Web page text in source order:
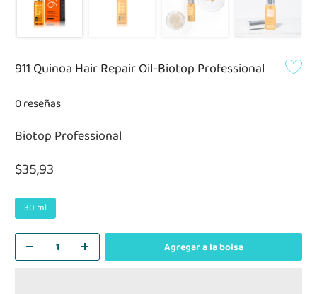
911 Quinoa Hair Repair Oil-Biotop Professional
0 reseñas
Biotop Professional
$35,93
30 ml
Agregar a la bolsa